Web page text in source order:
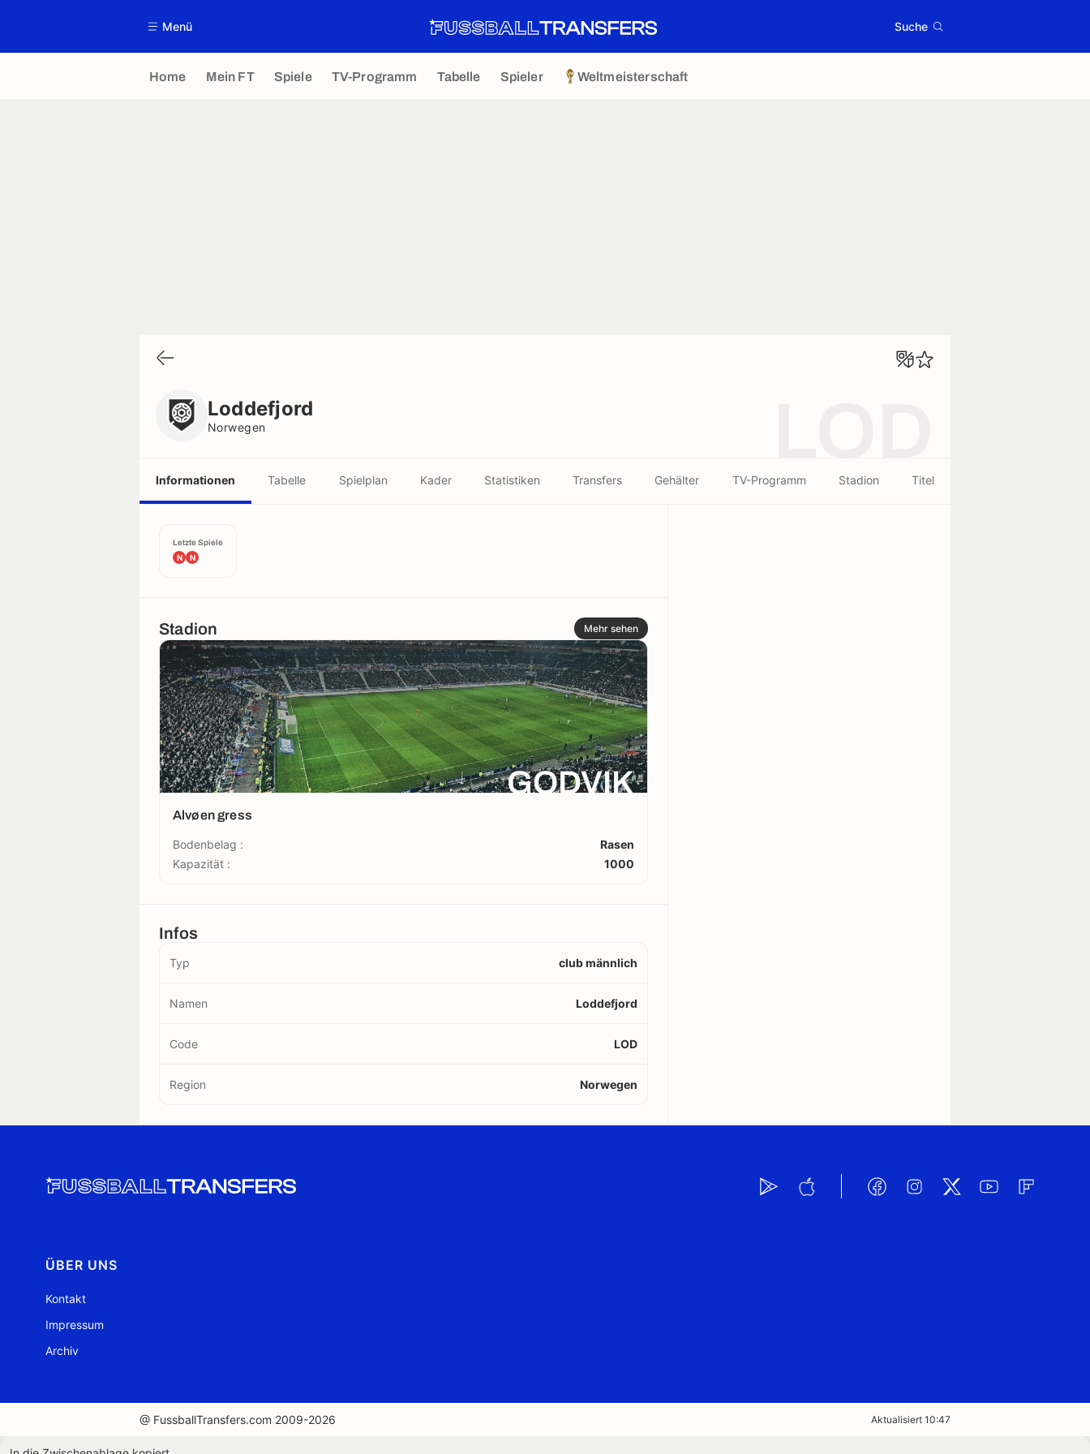
Menü Suche
Home Mein FT Spiele TV-Programm Tabelle Spieler Weltmeisterschaft
Loddefjord
Norwegen
Informationen Tabelle Spielplan Kader Statistiken Transfers Gehälter TV-Programm Stadion Titel
Letzte Spiele
N N
Stadion Mehr sehen
GODVIK
Alvøen gress
Bodenbelag :
Rasen
Kapazität :
1000
Infos
Typ club männlich
Namen Loddefjord
Code LOD
Region Norwegen
ÜBER UNS
Kontakt
Impressum
Archiv
@ FussballTransfers.com 2009-2026 Aktualisiert 10:47